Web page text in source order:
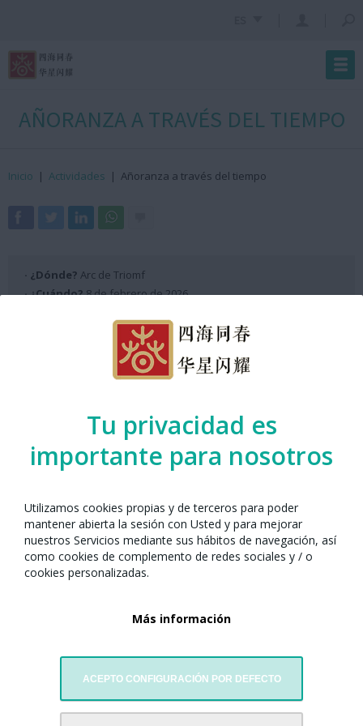
Tu privacidad es
importante para nosotros
Utilizamos cookies propias y de terceros para poder
mantener abierta la sesión con Usted y para mejorar
nuestros Servicios mediante sus hábitos de navegación, así
como cookies de complemento de redes sociales y / o
cookies personalizadas.
Más información
ACEPTO CONFIGURACIÓN POR DEFECTO
AÑORANZA A TRAVÉS DEL TIEMPO
Inicio | Actividades | Añoranza a través del tiempo
· ¿Dónde? Arc de Triomf
· ¿Cuándo?8 de febrero de 2026
Programación Escenario ANX 2026
Barcelona junto con: